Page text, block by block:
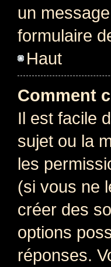
un
formulaire
Haut
Comment
Il est facile
sujet ou la
les
(si vous ne
créer des
options
réponses.